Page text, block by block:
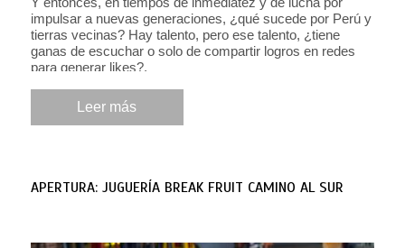
impulsar a nuevas generaciones, ¿qué sucede por Perú y
tierras vecinas? Hay talento, pero ese talento, ¿tiene
ganas de escuchar o solo de compartir logros en redes
para generar likes?.
Leer más
APERTURA: JUGUERÍA BREAK FRUIT CAMINO AL SUR